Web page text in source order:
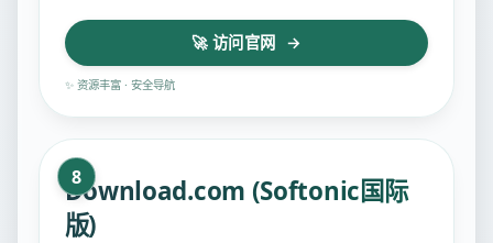
🚀 访问官网 →
✨ 资源丰富 · 安全导航
8
Download.com (Softonic国际
版)